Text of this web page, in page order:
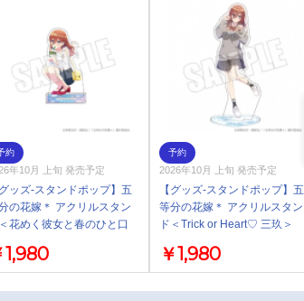
約
年10月 上旬 発売予定
ッズ-スタンドポップ】五
の花嫁＊ アクリルスタン
花めく彼女と春のひと口
1,980
予約
2026年10月 上旬 発売予定
【グッズ-スタンドポップ】五
等分の花嫁＊ アクリルスタン
ド＜Trick or Heart♡ 三玖＞
￥1,980